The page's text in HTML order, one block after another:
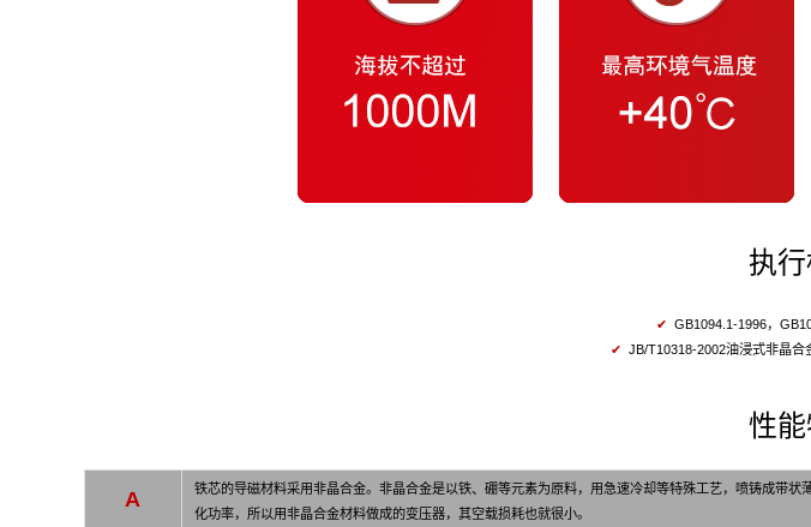
执
✔ GB1094.1-1996，
✔ JB/T10318-2002油浸式非晶
性
A
铁芯的导磁材料采用非晶合金。非晶合金是以铁、硼等元素为原料，用急速冷却等特殊工艺，喷铸成带
化功率，所以用非晶合金材料做成的变压器，其空载损耗也就很小。